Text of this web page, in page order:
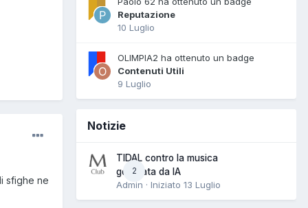
sfighe ne
Reputazione
10 Luglio
OLIMPIA2 ha ottenuto un badge
Contenuti Utili
9 Luglio
Notizie
2
TIDAL contro la musica
generata da IA
Admin · Iniziato 13 Luglio